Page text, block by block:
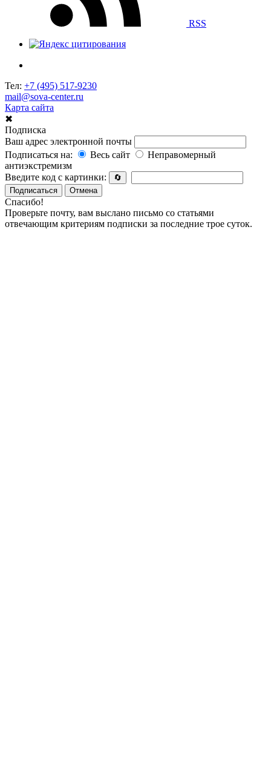
RSS
Тел: +7 (495) 517-9230
mail@sova-center.ru
Карта сайта
✖
Подписка
Ваш адрес электронной почты
Подписаться на:
Весь сайт
Неправомерный
антиэкстремизм
Введите код с картинки:
🔄
Подписаться
Отмена
Спасибо!
Проверьте почту, вам выслано письмо со статьями
отвечающим критериям подписки за последние трое суток.